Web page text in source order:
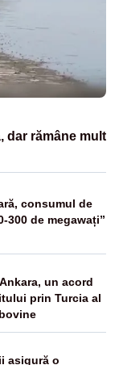
dar rămâne mult
consumul de
300 de megawați”
un acord
prin Turcia al
asigură o